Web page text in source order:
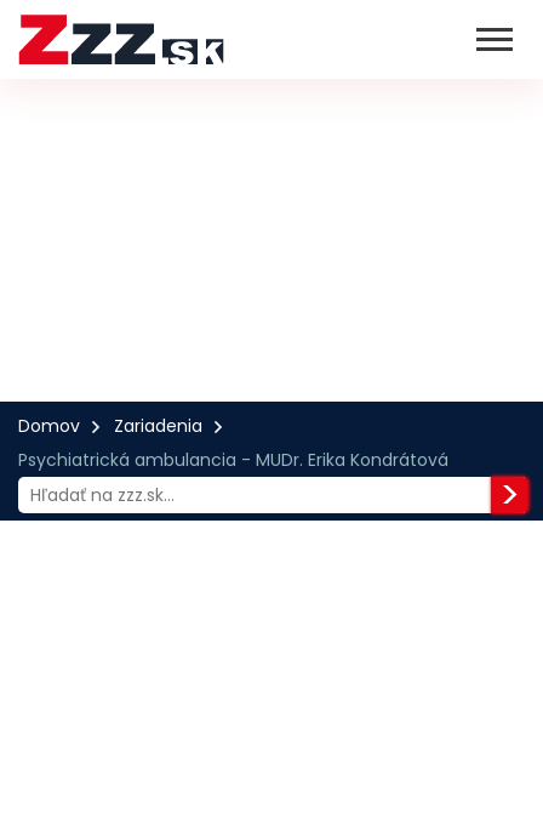
Domov
Zariadenia
Psychiatrická ambulancia - MUDr. Erika Kondrátová